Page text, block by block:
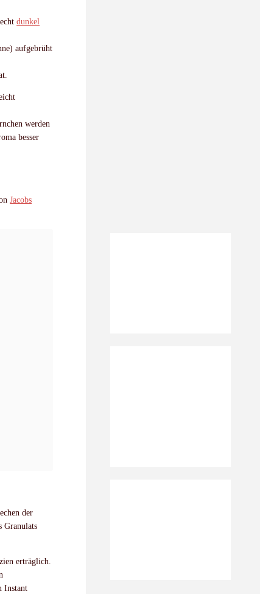
dunkel
aufgebrüht
werden
besser
Jacobs
der
Granulats
erträglich.
Instant